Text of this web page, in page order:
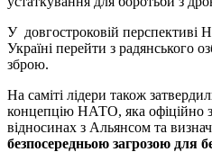
У довгостроковій
Україні перейти з радянського
зброю.
На саміті лідери також
концепцію НАТО, яка офіційно
відносинах з Альянсом та
безпосередньою загрозою для